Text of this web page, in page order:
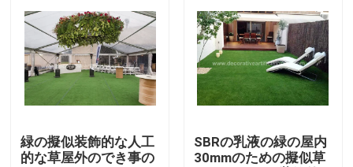
ニュース
ケース
引用を要求
装飾的な人工的な草
緑の擬似装飾的な人工
的な草屋外のでき事の
SBRの乳液の緑の屋内
30mmのための擬似草